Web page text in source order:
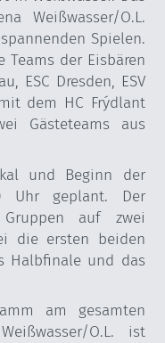
Weißwasser/O.L.
Spielen.
der Eisbären
ESC Dresden, ESV
dem HC Frýdlant
Gästeteams aus
und Beginn der
Uhr geplant. Der
auf zwei
die ersten beiden
Halbfinale und das
am gesamten
O.L. ist